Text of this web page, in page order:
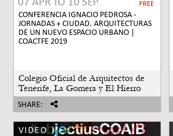
07 APR TO 10 SEP FREE
CONFERENCIA IGNACIO PEDROSA -
JORNADAS + CIUDAD. ARQUITECTURAS
DE UN NUEVO ESPACIO URBANO |
COACTFE 2019
Colegio Oficial de Arquitectos de
Tenerife, La Gomera y El Hierro
SHARE:
VIDEO